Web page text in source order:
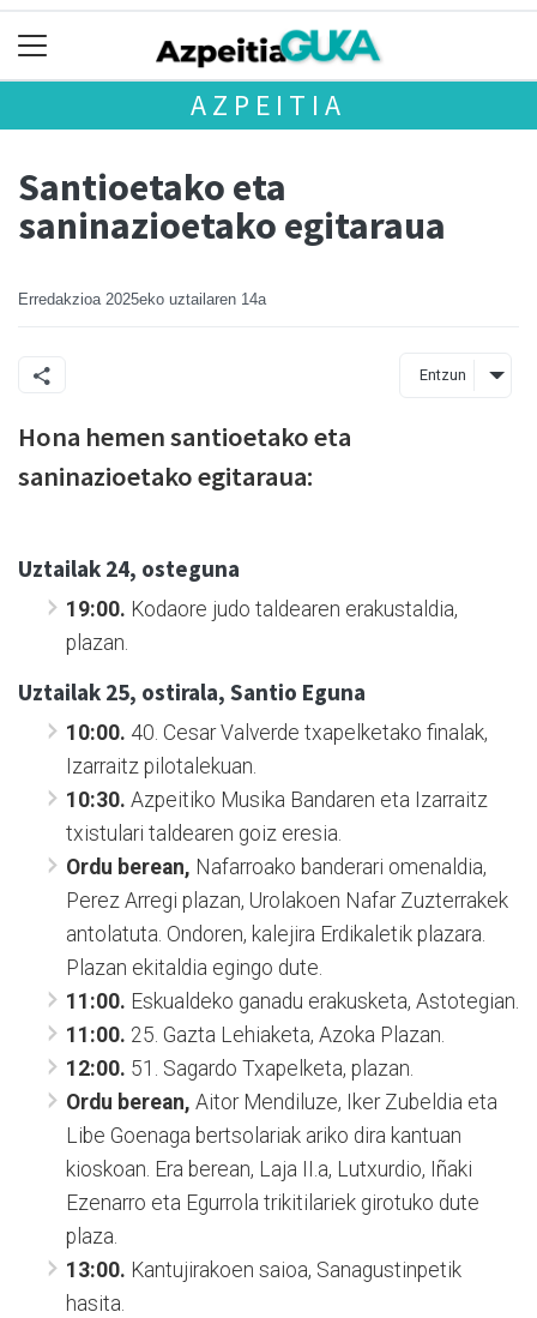
AZPEITIA
Santioetako eta
saninazioetako egitaraua
Erredakzioa 2025eko uztailaren 14a
Entzun
Hona hemen santioetako eta
saninazioetako egitaraua:
Uztailak 24, osteguna
19:00. Kodaore judo taldearen erakustaldia,
plazan.
Uztailak 25, ostirala, Santio Eguna
10:00. 40. Cesar Valverde txapelketako finalak,
Izarraitz pilotalekuan.
10:30. Azpeitiko Musika Bandaren eta Izarraitz
txistulari taldearen goiz eresia.
Ordu berean, Nafarroako banderari omenaldia,
Perez Arregi plazan, Urolakoen Nafar Zuzterrakek
antolatuta. Ondoren, kalejira Erdikaletik plazara.
Plazan ekitaldia egingo dute.
11:00. Eskualdeko ganadu erakusketa, Astotegian.
11:00. 25. Gazta Lehiaketa, Azoka Plazan.
12:00. 51. Sagardo Txapelketa, plazan.
Ordu berean, Aitor Mendiluze, Iker Zubeldia eta
Libe Goenaga bertsolariak ariko dira kantuan
kioskoan. Era berean, Laja II.a, Lutxurdio, Iñaki
Ezenarro eta Egurrola trikitilariek girotuko dute
plaza.
13:00. Kantujirakoen saioa, Sanagustinpetik
hasita.